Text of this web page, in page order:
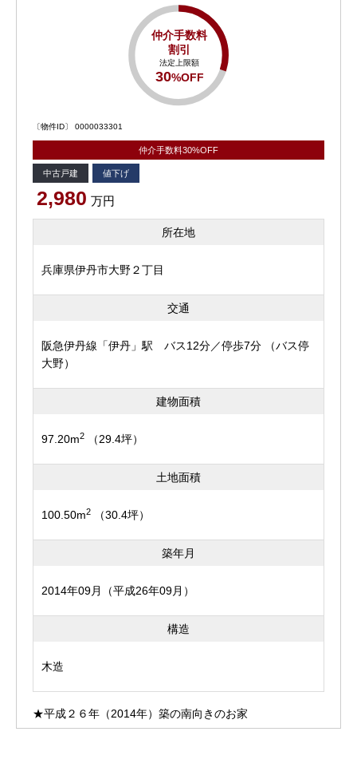
仲介手数料
割引
法定上限額
30%OFF
〔物件ID〕 0000033301
仲介手数料30%OFF
中古戸建 値下げ
2,980 万円
所在地
兵庫県伊丹市大野２丁目
交通
阪急伊丹線「伊丹」駅 バス12分／停歩7分 （バス停
大野）
建物面積
97.20m2 （29.4坪）
土地面積
100.50m2 （30.4坪）
築年月
2014年09月（平成26年09月）
構造
木造
★平成２６年（2014年）築の南向きのお家